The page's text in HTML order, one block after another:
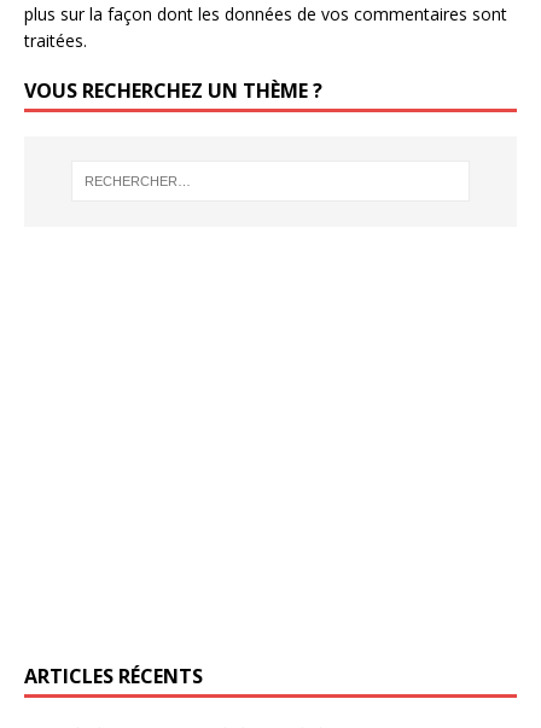
plus sur la façon dont les données de vos commentaires sont
traitées.
VOUS RECHERCHEZ UN THÈME ?
ARTICLES RÉCENTS